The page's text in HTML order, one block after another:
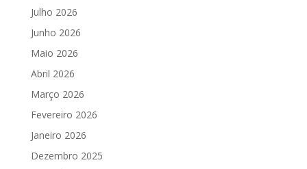
Julho 2026
Junho 2026
Maio 2026
Abril 2026
Março 2026
Fevereiro 2026
Janeiro 2026
Dezembro 2025